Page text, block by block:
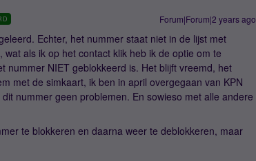
Forum|Forum|2 years ago
Echter, het nummer staat niet in de lijst met
als ik op het contact klik heb ik de optie om te
nummer NIET geblokkeerd is. Het blijft vreemd, het
met de simkaart, ik ben in april overgegaan van KPN
nummer geen problemen. En sowieso met alle andere
te blokkeren en daarna weer te deblokkeren, maar